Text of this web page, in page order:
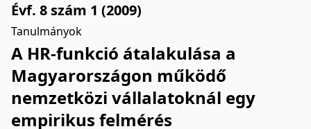
Évf. 8 szám 1 (2009)
Tanulmányok
A HR-funkció átalakulása a
Magyarországon működő
nemzetközi vállalatoknál egy
empirikus felmérés